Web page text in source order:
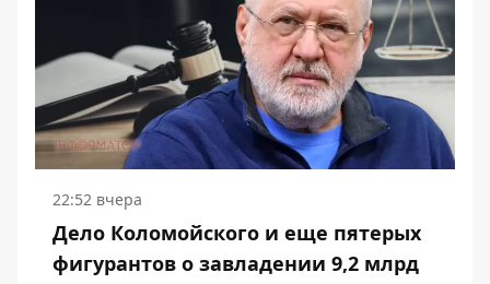
22:52 вчера
Дело Коломойского и еще пятерых
фигурантов о завладении 9,2 млрд